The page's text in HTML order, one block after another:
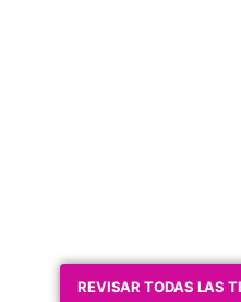
REVISAR TODAS LAS